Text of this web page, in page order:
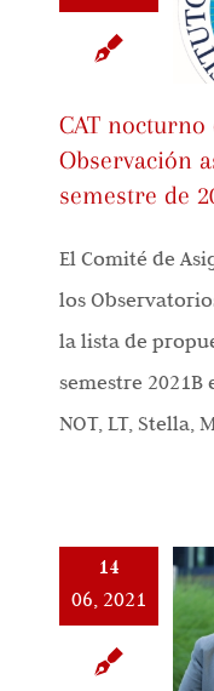
CAT nocturno
Observación
semestre de
El Comité de
los
la lista de
semestre 2021B
NOT, LT, Stella,
14
06, 2021